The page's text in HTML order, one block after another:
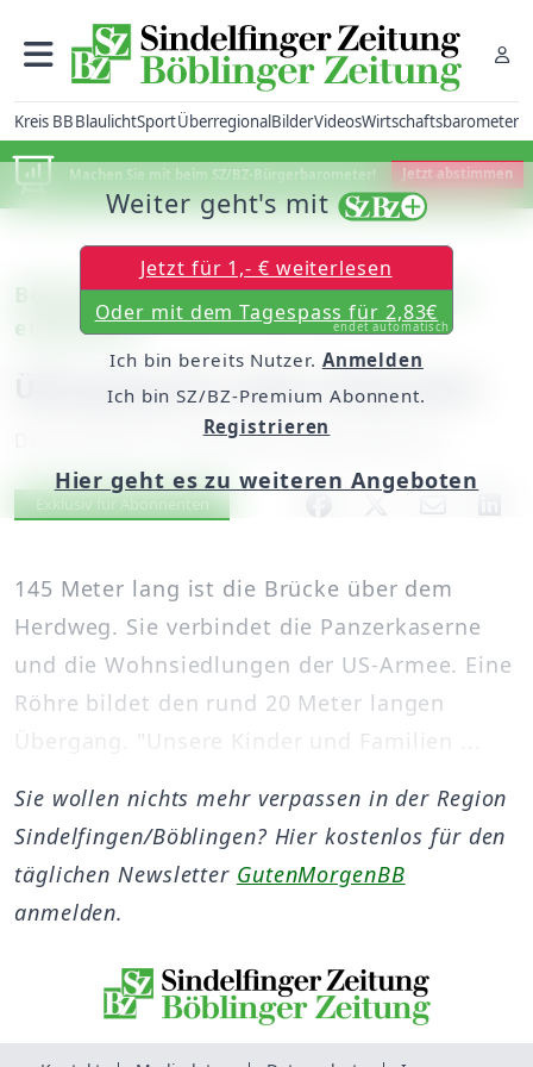
Kreis BBBlaulichtSportÜberregionalBilderVideosWirtschaftsbarometer
Machen Sie mit beim SZ/BZ-Bürgerbarometer! Jetzt abstimmen
Böblingen: Brücke in der Panzerkaserne
eingeweiht
Übergang für mehr Sicherheit
Donnerstag, 25. September 2008, 00:00 Uhr
Artikel vorlesen
Exklusiv für Abonnenten
145 Meter lang ist die Brücke über dem
Herdweg. Sie verbindet die Panzerkaserne
und die Wohnsiedlungen der US-Armee. Eine
Röhre bildet den rund 20 Meter langen
Übergang. "Unsere Kinder und Familien ...
Weiter geht's mit
Jetzt für 1,- € weiterlesen
Oder mit dem Tagespass für 2,83€
endet automatisch
Ich bin bereits Nutzer. Anmelden
Ich bin SZ/BZ-Premium Abonnent.
Registrieren
Hier geht es zu weiteren Angeboten
Sie wollen nichts mehr verpassen in der Region
Sindelfingen/Böblingen? Hier kostenlos für den
täglichen Newsletter GutenMorgenBB
anmelden.